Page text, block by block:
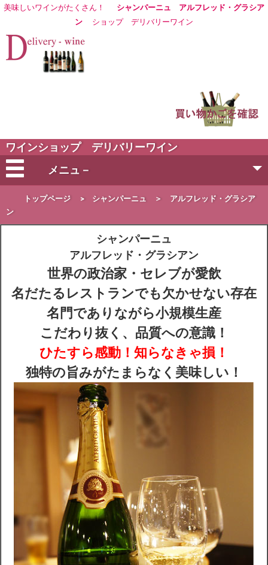
美味しいワインがたくさん！
シャンパーニュ アルフレッド・グラシア
ン
ショップデリバリーワイン
ワインショップ デリバリーワイン
メニュ－
会社概要
ご注文方法
営業日・お届け日
配送・送料
お支払
メルマガ登録
ワイン検索
生まれ年のワイン【プラチナワイン】
【ワインセラーショップ】
お電話 （03-5913-8046）
トップページ > シャンパーニュ ＞ アルフレッド・グラシア
ン
シャンパーニュ
アルフレッド・グラシアン
世界の政治家・セレブが愛飲
名だたるレストランでも欠かせない存在
名門でありながら小規模生産
こだわり抜く、品質への意識！
ひたすら感動！知らなきゃ損！
独特の旨みがたまらなく美味しい！